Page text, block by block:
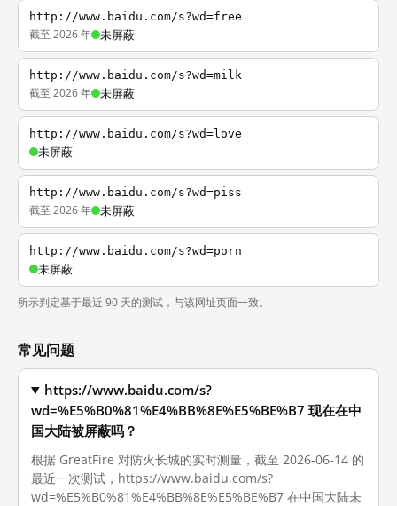
http://www.baidu.com/s?wd=free
截至 2026 年 未屏蔽
http://www.baidu.com/s?wd=milk
截至 2026 年 未屏蔽
http://www.baidu.com/s?wd=love
未屏蔽
http://www.baidu.com/s?wd=piss
截至 2026 年 未屏蔽
http://www.baidu.com/s?wd=porn
未屏蔽
所示判定基于最近 90 天的测试，与该网址页面一致。
常见问题
https://www.baidu.com/s?
wd=%E5%B0%81%E4%BB%8E%E5%BE%B7 现在在中
国大陆被屏蔽吗？
根据 GreatFire 对防火长城的实时测量，截至 2026-06-14 的
最近一次测试，https://www.baidu.com/s?
wd=%E5%B0%81%E4%BB%8E%E5%BE%B7 在中国大陆未